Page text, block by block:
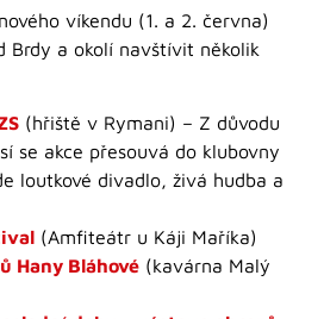
víkendu (1. a 2. června)
Brdy a okolí navštívit několik
(hřiště v Rymani) – Z důvodu
se akce přesouvá do klubovny
loutkové divadlo, živá hudba a
(Amfiteátr u Káji Maříka)
Hany Bláhové (kavárna Malý